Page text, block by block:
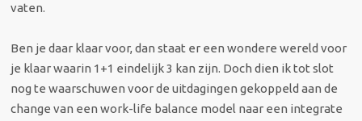
vaten.
Ben je daar klaar voor, dan staat er een wondere wereld voor
je klaar waarin 1+1 eindelijk 3 kan zijn. Doch dien ik tot slot
nog te waarschuwen voor de uitdagingen gekoppeld aan de
change van een work-life balance model naar een integrate